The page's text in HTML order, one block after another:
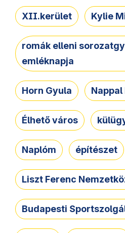
XII.kerület Kylie
romák elleni
emléknapja
Horn Gyula
Élhető város
Naplóm építészet
Liszt Ferenc
Budapesti